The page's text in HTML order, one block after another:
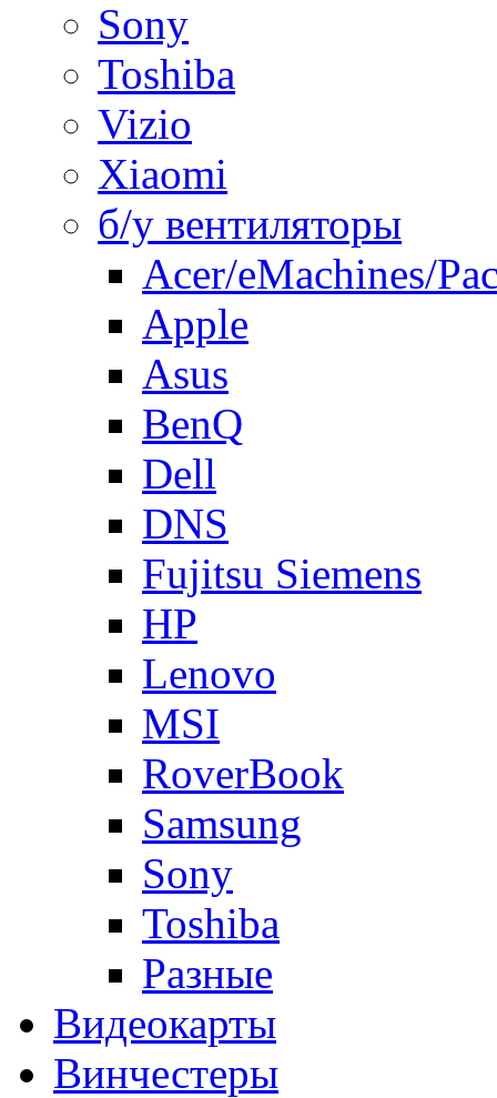
Sony
Toshiba
Vizio
Xiaomi
б/у вентиляторы
Acer/eMachines/
Apple
Asus
BenQ
Dell
DNS
Fujitsu Siemens
HP
Lenovo
MSI
RoverBook
Samsung
Sony
Toshiba
Разные
Видеокарты
Винчестеры